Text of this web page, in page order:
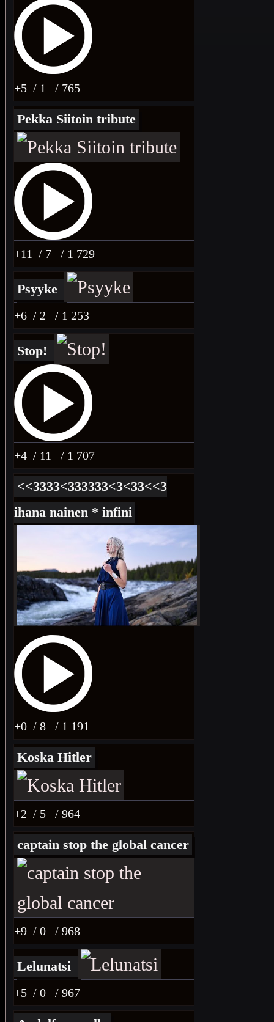
+5 / 1 / 765
Pekka Siitoin tribute
+11 / 7 / 1 729
Psyyke
+6 / 2 / 1 253
Stop!
+4 / 11 / 1 707
<<3333<333333<3<33<<3
ihana nainen * infini
+0 / 8 / 1 191
Koska Hitler
+2 / 5 / 964
captain stop the global cancer
+9 / 0 / 968
Lelunatsi
+5 / 0 / 967